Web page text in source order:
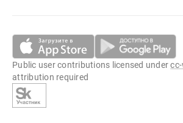
Public user contributions licensed under
attribution required